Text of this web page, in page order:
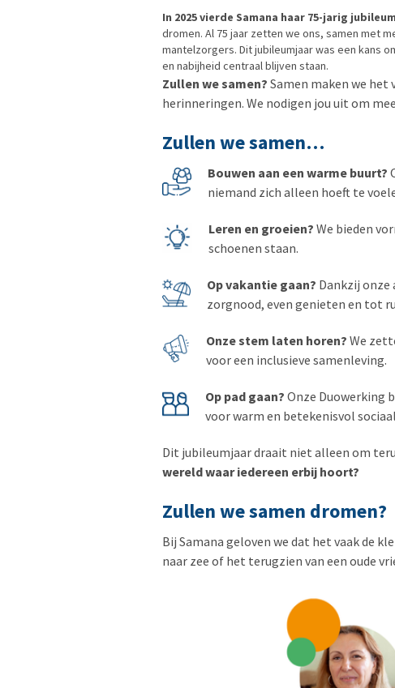
In 2025 vierde Samana haar 75-jarig jubileum
dromen. Al 75 jaar zetten we ons, samen met
mantelzorgers. Dit jubileumjaar was een kans
en nabijheid centraal blijven staan.
Zullen we samen? Samen maken we het
herinneringen. We nodigen jou uit om
Zullen we samen…
Bouwen aan een warme buurt?
niemand zich alleen hoeft te
Leren en groeien? We bieden
schoenen staan.
Op vakantie gaan? Dankzij
zorgnood, even genieten en tot
Onze stem laten horen? We
voor een inclusieve samenleving.
Op pad gaan? Onze Duowerking
voor warm en betekenisvol
Dit jubileumjaar draait niet alleen om
wereld waar iedereen erbij hoort?
Zullen we samen dromen?
Bij Samana geloven we dat het vaak de
naar zee of het terugzien van een oude